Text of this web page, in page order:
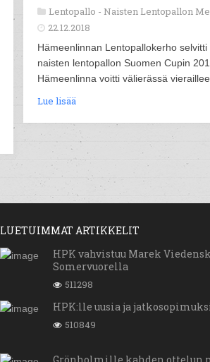
Lentopallo - Naisten Lentopallon
22.12.2018
Hämeenlinnan Lentopallokerho
naisten lentopallon Suomen Cupin
Hämeenlinna voitti välierässä
Lue lisää
LUETUIMMAT ARTIKKELIT
HPK vahvistuu Marek
Somervuorella
511298
HPK:lle uusia ja
510849